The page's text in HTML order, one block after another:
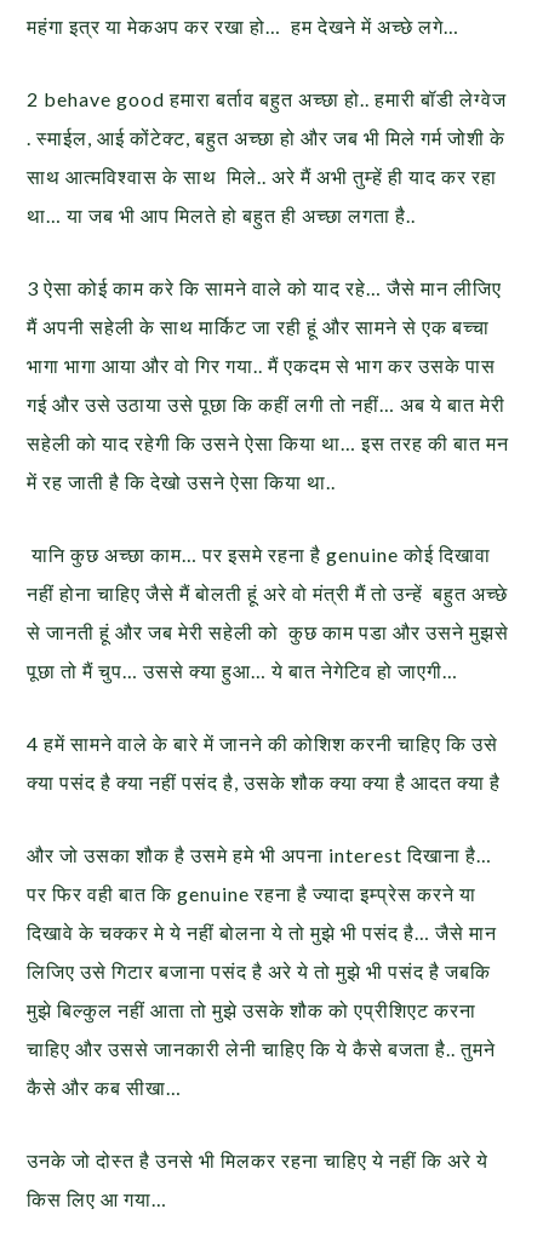
महंगा इत्र या मेकअप कर रखा हो… हम देखने में अच्छे लगे…
2 behave good हमारा बर्ताव बहुत अच्छा हो.. हमारी बॉडी लेग्वेज
. स्माईल, आई कोंटेक्ट, बहुत अच्छा हो और जब भी मिले गर्म जोशी के
साथ आत्मविश्वास के साथ मिले.. अरे मैं अभी तुम्हें ही याद कर रहा
था… या जब भी आप मिलते हो बहुत ही अच्छा लगता है..
3 ऐसा कोई काम करे कि सामने वाले को याद रहे… जैसे मान लीजिए
मैं अपनी सहेली के साथ मार्किट जा रही हूं और सामने से एक बच्चा
भागा भागा आया और वो गिर गया.. मैं एकदम से भाग कर उसके पास
गई और उसे उठाया उसे पूछा कि कहीं लगी तो नहीं… अब ये बात मेरी
सहेली को याद रहेगी कि उसने ऐसा किया था… इस तरह की बात मन
में रह जाती है कि देखो उसने ऐसा किया था..
यानि कुछ अच्छा काम… पर इसमे रहना है genuine कोई दिखावा
नहीं होना चाहिए जैसे मैं बोलती हूं अरे वो मंत्री मैं तो उन्हें बहुत अच्छे
से जानती हूं और जब मेरी सहेली को कुछ काम पडा और उसने मुझसे
पूछा तो मैं चुप… उससे क्या हुआ… ये बात नेगेटिव हो जाएगी…
4 हमें सामने वाले के बारे में जानने की कोशिश करनी चाहिए कि उसे
क्या पसंद है क्या नहीं पसंद है, उसके शौक क्या क्या है आदत क्या है
और जो उसका शौक है उसमे हमे भी अपना interest दिखाना है…
पर फिर वही बात कि genuine रहना है ज्यादा इम्प्रेस करने या
दिखावे के चक्कर मे ये नहीं बोलना ये तो मुझे भी पसंद है… जैसे मान
लिजिए उसे गिटार बजाना पसंद है अरे ये तो मुझे भी पसंद है जबकि
मुझे बिल्कुल नहीं आता तो मुझे उसके शौक को एप्रीशिएट करना
चाहिए और उससे जानकारी लेनी चाहिए कि ये कैसे बजता है.. तुमने
कैसे और कब सीखा…
उनके जो दोस्त है उनसे भी मिलकर रहना चाहिए ये नहीं कि अरे ये
किस लिए आ गया…